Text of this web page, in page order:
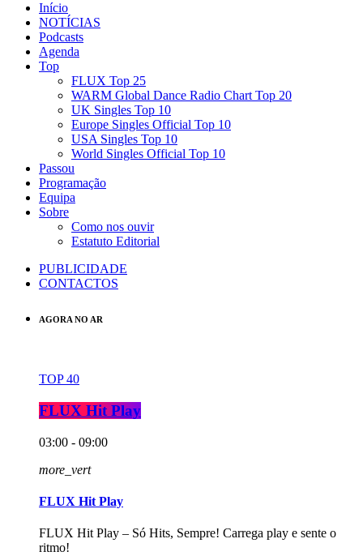
Início
NOTÍCIAS
Podcasts
Agenda
Top
FLUX Top 25
WARM Global Dance Radio Chart Top 20
UK Singles Top 10
Europe Singles Official Top 10
USA Singles Top 10
World Singles Official Top 10
Passou
Programação
Equipa
Sobre
Como nos ouvir
Estatuto Editorial
PUBLICIDADE
CONTACTOS
AGORA NO AR
TOP 40
FLUX Hit Play
03:00 - 09:00
more_vert
FLUX Hit Play
FLUX Hit Play – Só Hits, Sempre! Carrega play e sente o
ritmo!